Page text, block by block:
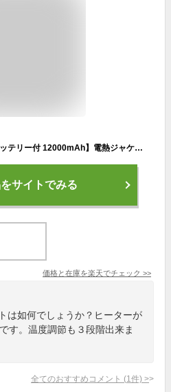
【2022強化版 ヒーター11つバッテリー付 12000mAh】電熱ジャケット3段温度調整 ヒーター付き作業服 防寒着メンズ レディース 電熱ベスト 秋冬物USB加熱 ヒータージャケット 電熱ウェア中綿コート 冷え取り 作業着 夜釣り 発熱服 洗える
サイトでみる
価格と在庫を楽天でチェック >>
は如何でしょうか？ヒーターが
す。温度調節も３段階出来ま
全てのおすすめコメント (1 件) >